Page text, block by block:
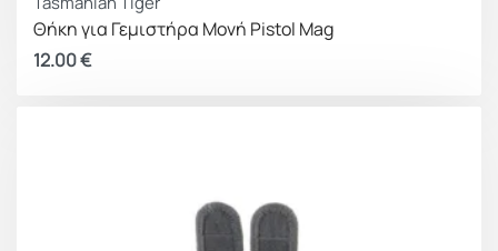
Θήκη για Γεμιστήρα Μονή Pistol Mag
12.00€